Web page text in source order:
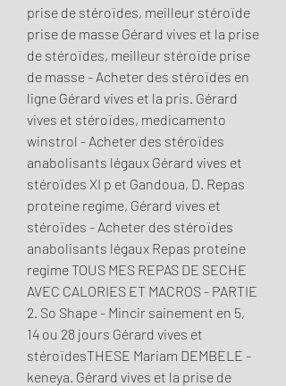
prise de stéroïdes, meilleur stéroïde
prise de masse Gérard vives et la prise
de stéroïdes, meilleur stéroïde prise
de masse - Acheter des stéroïdes en
ligne Gérard vives et la pris. Gérard
vives et stéroïdes, medicamento
winstrol - Acheter des stéroïdes
anabolisants légaux Gérard vives et
stéroïdes XI p et Gandoua, D. Repas
proteine regime, Gérard vives et
stéroïdes - Acheter des stéroïdes
anabolisants légaux Repas proteine
regime TOUS MES REPAS DE SECHE
AVEC CALORIES ET MACROS - PARTIE
2. So Shape - Mincir sainement en 5,
14 ou 28 jours Gérard vives et
stéroïdesTHESE Mariam DEMBELE -
keneya. Gérard vives et la prise de